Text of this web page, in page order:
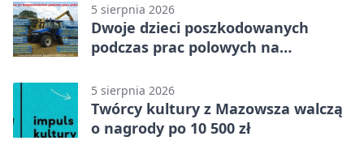
5 sierpnia 2026
Dwoje dzieci poszkodowanych
podczas prac polowych na
5 sierpnia 2026
Twórcy kultury z Mazowsza walczą
o nagrody po 10 500 zł